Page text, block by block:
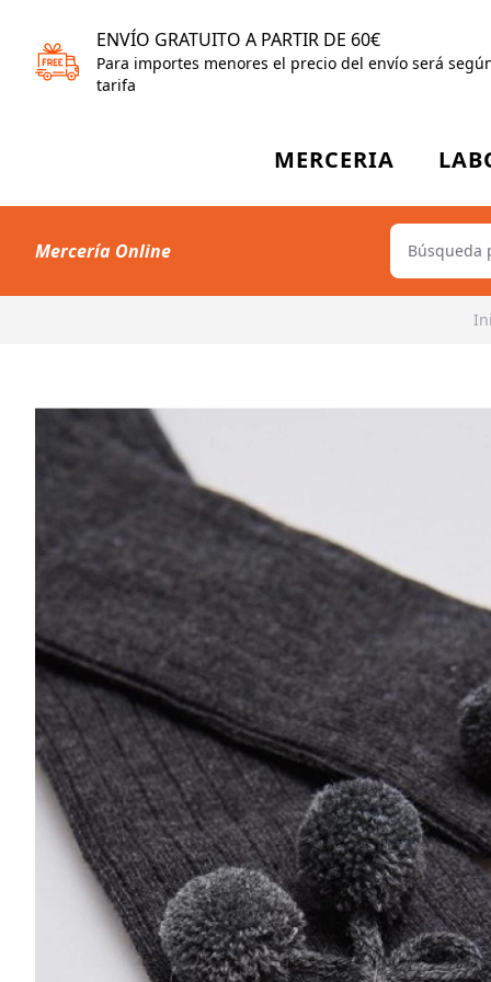
ENVÍO GRATUITO A PARTIR DE 60€
Para importes menores el precio del envío será
tarifa
MERCERIA
Mercería Online